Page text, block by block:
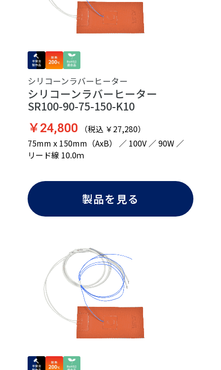
シリコーンラバーヒーター
シリコーンラバーヒーター
SR100-90-75-150-K10
￥24,800 （税込 ￥27,280）
75mm x 150mm（AxB） ／ 100V ／ 90W ／
リード線 10.0ｍ
製品を見る